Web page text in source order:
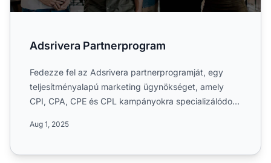
Adsrivera Partnerprogram
Fedezze fel az Adsrivera partnerprogramját, egy
teljesítményalapú marketing ügynökséget, amely
CPI, CPA, CPE és CPL kampányokra specializálódott.
Aug 1, 2025